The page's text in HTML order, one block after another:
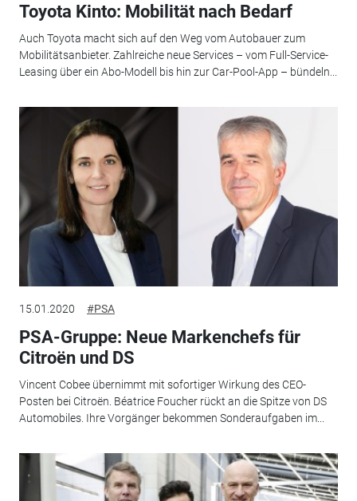
Toyota Kinto: Mobilität nach Bedarf
Auch Toyota macht sich auf den Weg vom Autobauer zum
Mobilitätsanbieter. Zahlreiche neue Services – vom Full-Service-
Leasing über ein Abo-Modell bis hin zur Car-Pool-App – bündeln...
15.01.2020 #PSA
PSA-Gruppe: Neue Markenchefs für
Citroën und DS
Vincent Cobee übernimmt mit sofortiger Wirkung des CEO-
Posten bei Citroën. Béatrice Foucher rückt an die Spitze von DS
Automobiles. Ihre Vorgänger bekommen Sonderaufgaben im...